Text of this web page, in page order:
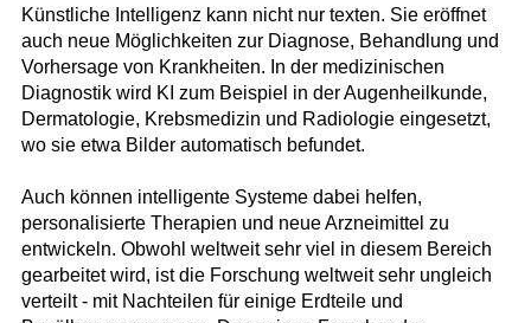
Künstliche Intelligenz kann nicht nur texten. Sie eröffnet
auch neue Möglichkeiten zur Diagnose, Behandlung und
Vorhersage von Krankheiten. In der medizinischen
Diagnostik wird KI zum Beispiel in der Augenheilkunde,
Dermatologie, Krebsmedizin und Radiologie eingesetzt,
wo sie etwa Bilder automatisch befundet.
Auch können intelligente Systeme dabei helfen,
personalisierte Therapien und neue Arzneimittel zu
entwickeln. Obwohl weltweit sehr viel in diesem Bereich
gearbeitet wird, ist die Forschung weltweit sehr ungleich
verteilt - mit Nachteilen für einige Erdteile und